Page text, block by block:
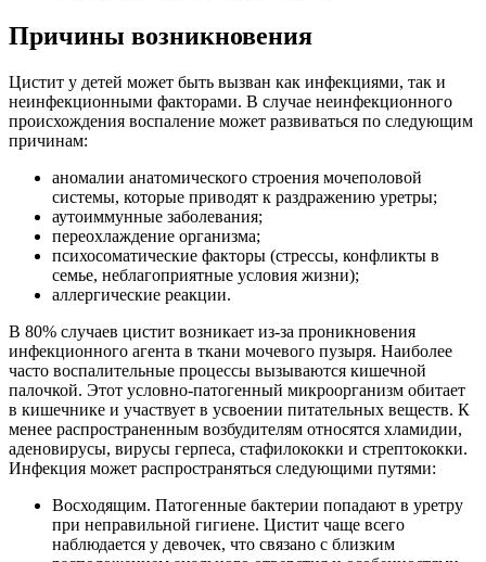
Причины возникновения
Цистит у детей может быть вызван как инфекциями, так и
неинфекционными факторами. В случае неинфекционного
происхождения воспаление может развиваться по следующим
причинам:
аномалии анатомического строения мочеполовой
системы, которые приводят к раздражению уретры;
аутоиммунные заболевания;
переохлаждение организма;
психосоматические факторы (стрессы, конфликты в
семье, неблагоприятные условия жизни);
аллергические реакции.
В 80% случаев цистит возникает из-за проникновения
инфекционного агента в ткани мочевого пузыря. Наиболее
часто воспалительные процессы вызываются кишечной
палочкой. Этот условно-патогенный микроорганизм обитает
в кишечнике и участвует в усвоении питательных веществ. К
менее распространенным возбудителям относятся хламидии,
аденовирусы, вирусы герпеса, стафилококки и стрептококки.
Инфекция может распространяться следующими путями:
Восходящим. Патогенные бактерии попадают в уретру
при неправильной гигиене. Цистит чаще всего
наблюдается у девочек, что связано с близким